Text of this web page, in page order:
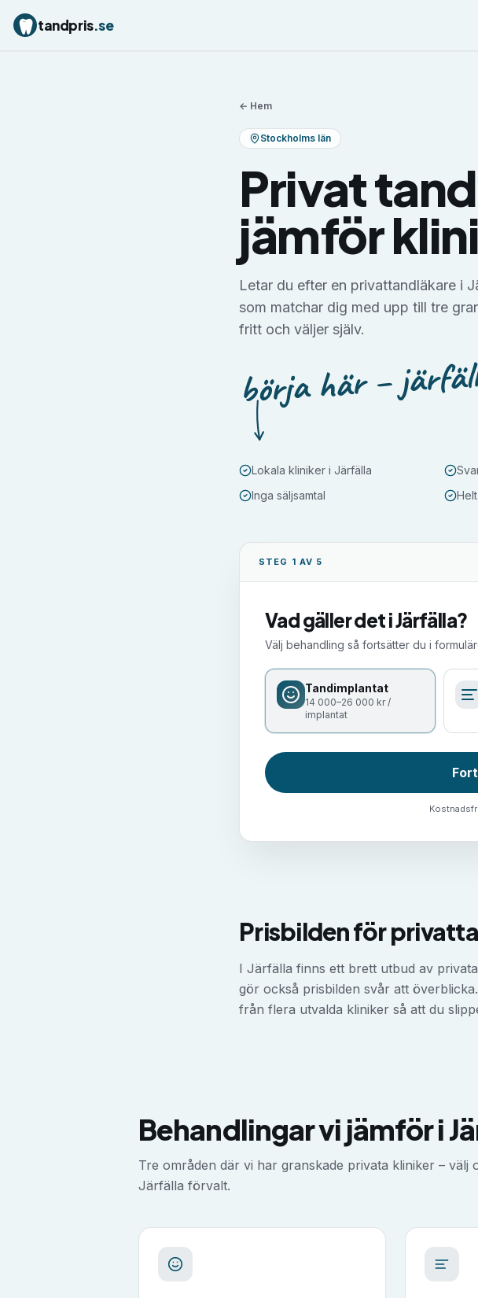
tandpris.se
← Hem
Stockholms län
Privat
jämför
Letar du efter en privattandläkare i
som matchar dig med upp till tre
fritt och väljer själv.
börja här –
Lokala kliniker i Järfälla
Inga säljsamtal
STEG 1 AV 5
Vad gäller det iJärfälla?
Välj behandling så fortsätter du i
Tandimplantat
14 000–26 000 kr /
implantat
Prisbilden för
I Järfälla finns ett brett utbud av
gör också prisbilden svår att
från flera utvalda kliniker så att du
Behandlingar vi jämför i
Tre områden där vi har granskade privata kliniker – välj
Järfälla förvalt.